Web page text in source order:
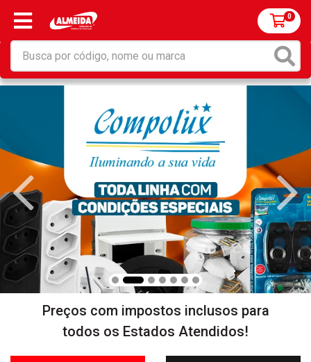
0
Preços com impostos inclusos para
todos os Estados Atendidos!